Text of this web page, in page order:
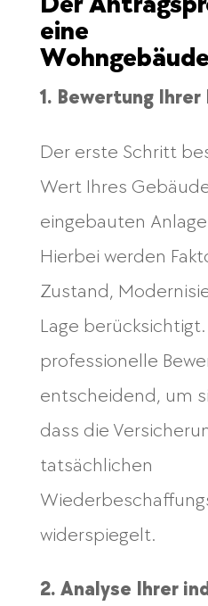
eine
1. Bewertung
Der erste Schritt
Wert Ihres
eingebauten
Hierbei werden
Zustand,
Lage berücksichtigt.
professionelle
entscheidend, um
dass die
tatsächlichen
widerspiegelt.
2. Analyse Ihrer